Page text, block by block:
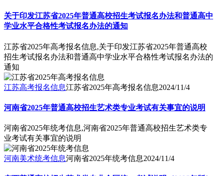
关于印发江苏省2025年普通高校招生考试报名办法和普通高中
学业水平合格性考试报名办法的通知
江苏省2025年高考报名信息,关于印发江苏省2025年普通高校
招生考试报名办法和普通高中学业水平合格性考试报名办法的
通知
江苏高考报名信息江苏省2025年高考报名信息2024/11/4
河南省2025年普通高校招生艺术类专业考试有关事宜的说明
河南省2025年统考信息,河南省2025年普通高校招生艺术类专
业考试有关事宜的说明
河南美术统考信息河南省2025年统考信息2024/11/4